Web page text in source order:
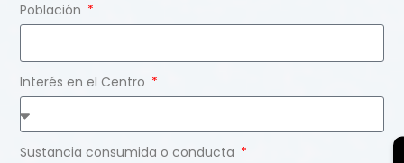
Población
Interés en el Centro
Sustancia consumida o conducta